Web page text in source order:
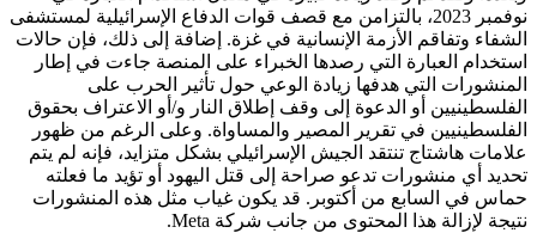
نوفمبر 2023، بالتزامن مع قصف قوات الدفاع الإسرائيلية لمستشفى
الشفاء وتفاقم الأزمة الإنسانية في غزة. إضافة إلى ذلك، فإن حالات
استخدام العبارة التي رصدها الخبراء على المنصة جاءت في إطار
المنشورات التي هدفها زيادة الوعي حول تأثير الحرب على
الفلسطينيين أو الدعوة إلى وقف إطلاق النار و/أو الاعتراف بحقوق
الفلسطينيين في تقرير المصير والمساواة. وعلى الرغم من ظهور
علامات هاشتاج تنتقد الجيش الإسرائيلي بشكل متزايد، فإنه لم يتم
تحديد أي منشورات تدعو صراحة إلى قتل اليهود أو تؤيد ما فعلته
حماس في السابع من أكتوبر. قد يكون غياب مثل هذه المنشورات
نتيجة لإزالة هذا المحتوى من جانب شركة Meta.